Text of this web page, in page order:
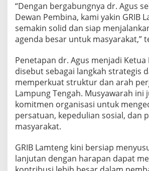
“Dengan bergabungnya dr. Agus
Dewan Pembina, kami yakin GRIB
semakin solid dan siap
agenda besar untuk masyarakat,”
Penetapan dr. Agus menjadi Ketua
disebut sebagai langkah strategis
memperkuat struktur dan arah
Lampung Tengah. Musyawarah ini
komitmen organisasi untuk
persatuan, kepedulian sosial, dan
masyarakat.
GRIB Lamteng kini bersiap
lanjutan dengan harapan dapat